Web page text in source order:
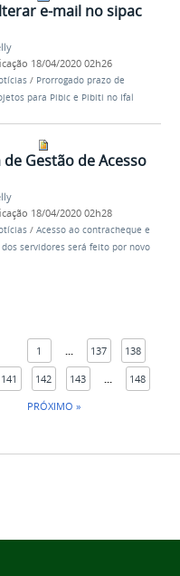
e-mail no sipac
18/04/2020 02h26
/ Prorrogado prazo de
para Pibic e Pibiti no Ifal
Gestão de Acesso
18/04/2020 02h28
/ Acesso ao contracheque e
servidores será feito por novo
1 137 138
141 142 143
148
PRÓXIMO »